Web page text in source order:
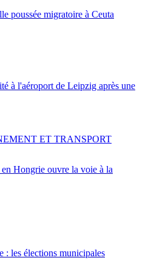
poussée migratoire à Ceuta
à l'aéroport de Leipzig après une
Hongrie ouvre la voie à la
ET TRANSPORT
: les élections municipales